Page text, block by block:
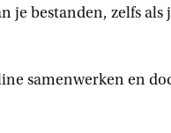
je bestanden, zelfs
samenwerken en